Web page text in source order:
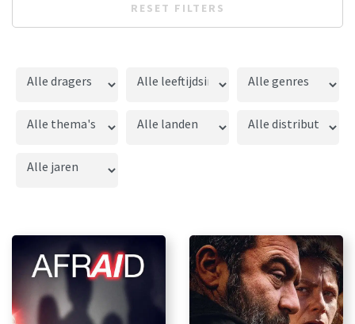
RESET FILTERS